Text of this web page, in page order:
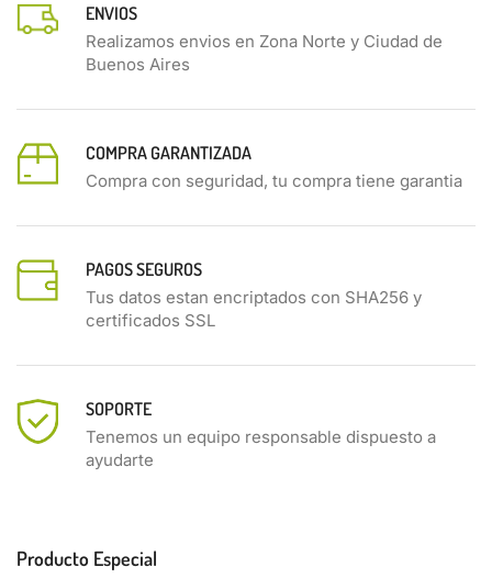
ENVIOS
Realizamos envios en Zona Norte y Ciudad de
Buenos Aires
COMPRA GARANTIZADA
Compra con seguridad, tu compra tiene garantia
PAGOS SEGUROS
Tus datos estan encriptados con SHA256 y
certificados SSL
SOPORTE
Tenemos un equipo responsable dispuesto a
ayudarte
Producto Especial